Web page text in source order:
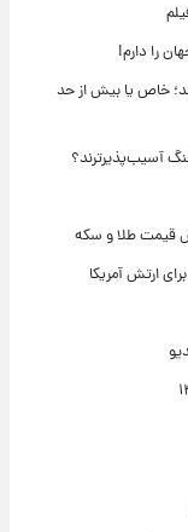
دارم!
خاص یا بیش از حد
آسیب‌پذیرترند؟
ارتش آمریکا